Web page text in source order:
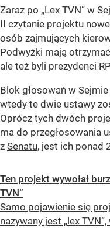
Zaraz po „Lex TVN” w
II czytanie projektu
osób zajmujących
Podwyżki mają
ale też byli prezydenci
Blok głosowań w
wtedy te dwie ustawy
Oprócz tych dwóch
ma do przegłosowania
z Senatu, jest ich ponad
Ten projekt wywołał
TVN”
Samo pojawienie się
nazywany jest „lex